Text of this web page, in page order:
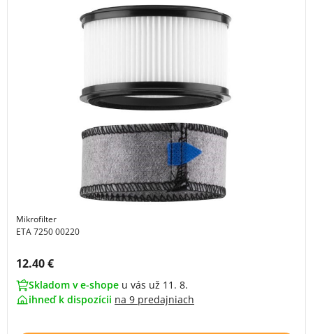
Mikrofilter
ETA 7250 00220
Cena s DPH:
12.40 €
Skladom v e-shope u vás už 11. 8.
ihneď k dispozícii na 9 predajniach